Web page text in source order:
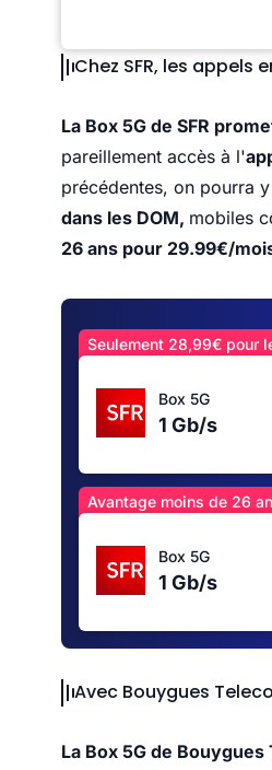
Chez SFR, les appels
La Box 5G de SFR
pareillement accès à l'
précédentes, on pourra
dans les DOM, mobiles
26 ans pour 29.99€/
Seulement 28,99€ pour
Box 5G
1 Gb/s
Avantage moins de 26
Box 5G
1 Gb/s
Avec Bouygues
La Box 5G de Bouygues